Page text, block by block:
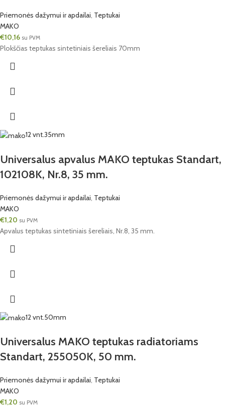
Priemonės dažymui ir apdailai, Teptukai
MAKO
€10,16 su PVM
Plokščias teptukas sintetiniais šereliais 70mm
12 vnt.35mm
Universalus apvalus MAKO teptukas Standart,
102108K, Nr.8, 35 mm.
Priemonės dažymui ir apdailai, Teptukai
MAKO
€1,20 su PVM
Apvalus teptukas sintetiniais šereliais, Nr.8, 35 mm.
12 vnt.50mm
Universalus MAKO teptukas radiatoriams
Standart, 255050K, 50 mm.
Priemonės dažymui ir apdailai, Teptukai
MAKO
€1,20 su PVM